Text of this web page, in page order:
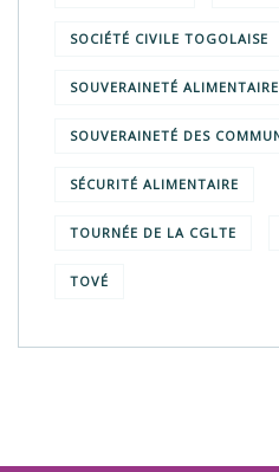
SOCIÉTÉ CIVILE TOGOLAISE
SOUVERAINETÉ ALIMENTAIRE
SOUVERAINETÉ DES
SÉCURITÉ ALIMENTAIRE
TOURNÉE DE LA CGLTE
TOVÉ